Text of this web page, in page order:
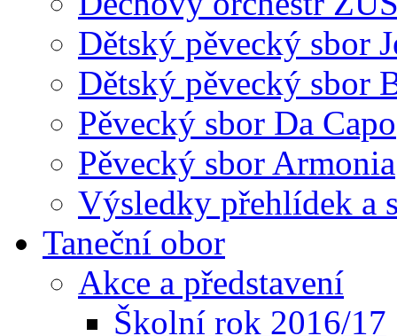
Dětský pěvecký sbor
Dětský pěvecký sbor
Pěvecký sbor Da Capo
Pěvecký sbor Armonia
Výsledky přehlídek a
Taneční obor
Akce a představení
Školní rok 2016/17